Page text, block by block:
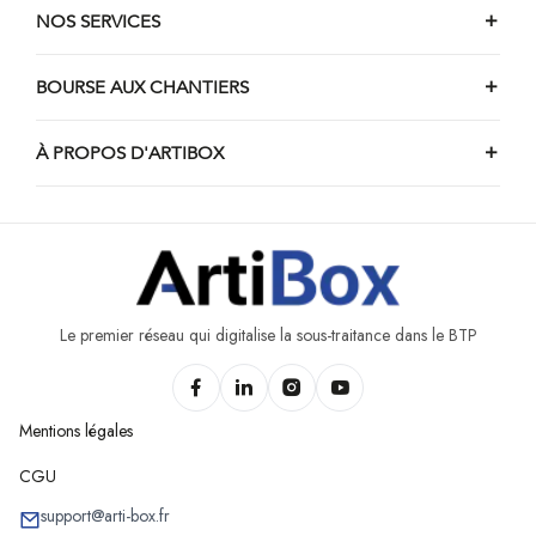
Chantiers de piscine d'Asquillies
Chantiers de piscine de Le Rœulx
Chantiers de piscine de Ramecroix
Chantiers de piscine d'Havré
Chantiers de piscine de Chapelle-lez-Herlaimont
NOS SERVICES
BOURSE AUX CHANTIERS
À PROPOS D'ARTIBOX
Le premier réseau qui digitalise la sous-traitance dans le BTP
Mentions légales
CGU
support@arti-box.fr